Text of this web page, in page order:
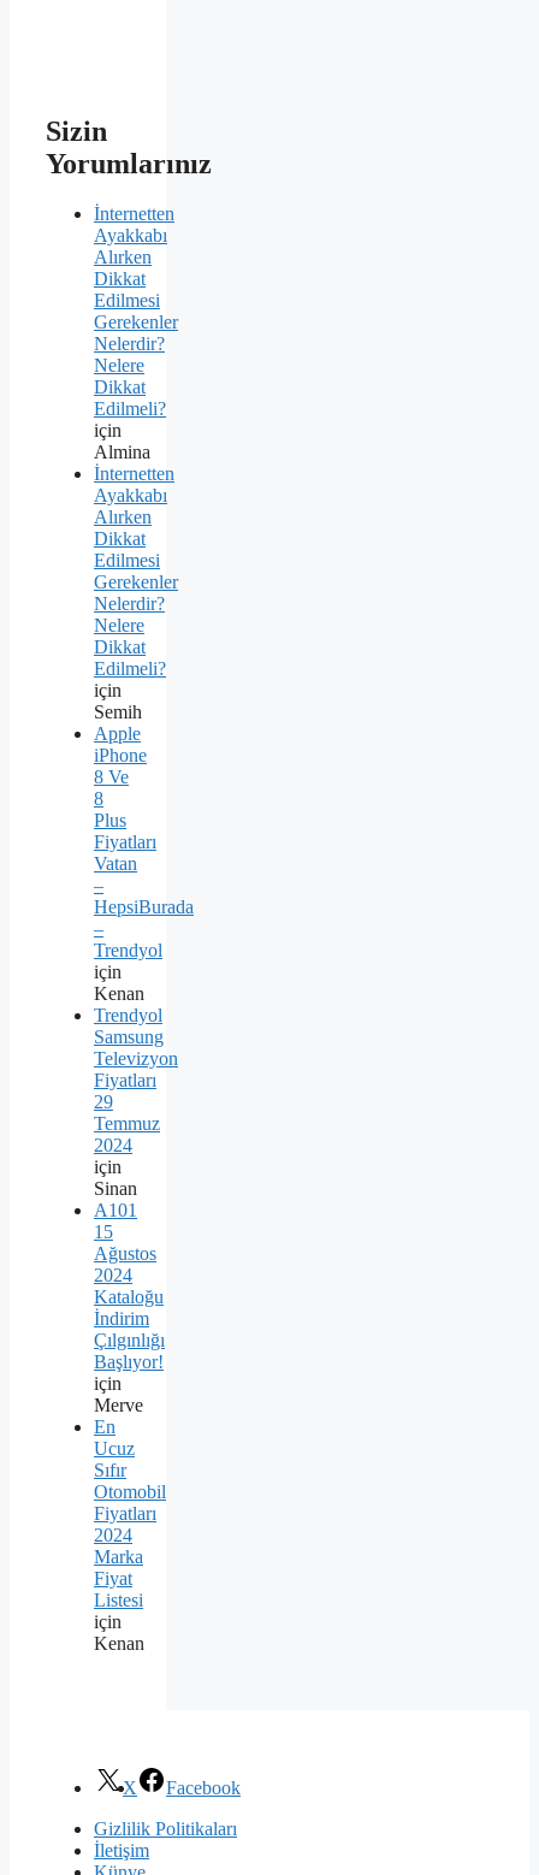
Sizin
Yorumlarınız
İnternetten
Ayakkabı
Alırken
Dikkat
Edilmesi
Gerekenler
Nelerdir?
Nelere
Dikkat
Edilmeli?
için
Almina
İnternetten
Ayakkabı
Alırken
Dikkat
Edilmesi
Gerekenler
Nelerdir?
Nelere
Dikkat
Edilmeli?
için
Semih
Apple
iPhone
8 Ve
8
Plus
Fiyatları
Vatan
–
HepsiBurada
–
Trendyol
için
Kenan
Trendyol
Samsung
Televizyon
Fiyatları
29
Temmuz
2024
için
Sinan
A101
15
Ağustos
2024
Kataloğu
İndirim
Çılgınlığı
Başlıyor!
için
Merve
En
Ucuz
Sıfır
Otomobil
Fiyatları
2024
Marka
Fiyat
Listesi
için
Kenan
X
Facebook
Gizlilik Politikaları
İletişim